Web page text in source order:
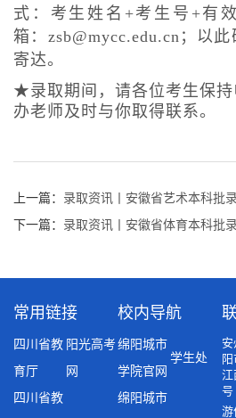
式：考生姓名+考生号+有
箱：zsb@mycc.edu.cn；以
寄达。
★录取期间，请各位考生保
办老师及时与你取得联系。
上一篇： 录取资讯丨安徽省艺术本科批
下一篇： 录取资讯丨安徽省体育本科批
常用链接
四川省教
育厅
阳光高考
网
四川省教
校内导航
绵阳城市
学院官网
学生处
绵阳城市
安
江
号
游